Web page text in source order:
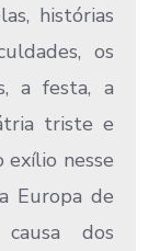
histórias
os
a festa, a
triste e
exílio nesse
Europa de
dos